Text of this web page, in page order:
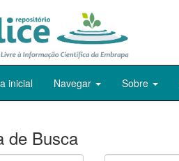
inicial Navegar Sobre
de Busca